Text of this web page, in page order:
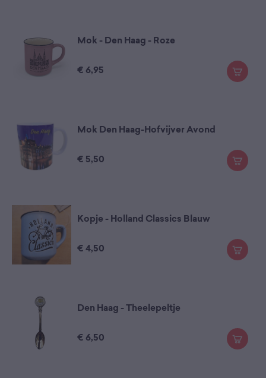
Mok - Den Haag - Roze
€ 6,95
Mok Den Haag-Hofvijver Avond
€ 5,50
Kopje - Holland Classics Blauw
€ 4,50
Den Haag - Theelepeltje
€ 6,50